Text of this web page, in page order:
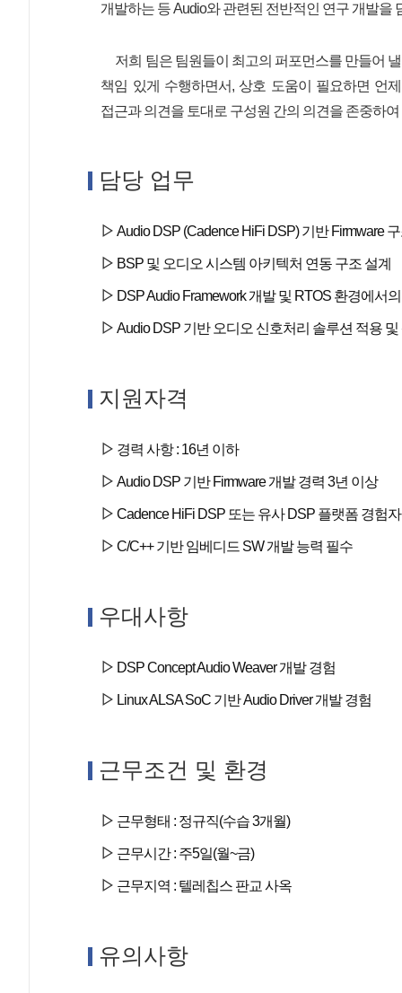
개발하는 등 Audio와 관련된 전반적인 연구 개발을
저희 팀은 팀원들이 최고의 퍼포먼스를 만들어
책임 있게 수행하면서, 상호 도움이 필요하면 언
접근과 의견을 토대로 구성원 간의 의견을 존중하
담당 업무
Audio DSP (Cadence HiFi DSP) 기반 Firmware
BSP 및 오디오 시스템 아키텍처 연동 구조 설계
DSP Audio Framework 개발 및 RTOS 환경에서
Audio DSP 기반 오디오 신호처리 솔루션 적용 및
지원자격
경력 사항 : 16년 이하
Audio DSP 기반 Firmware 개발 경력 3년 이상
Cadence HiFi DSP 또는 유사 DSP 플랫폼 경험자
C/C++ 기반 임베디드 SW 개발 능력 필수
우대사항
DSP Concept Audio Weaver 개발 경험
Linux ALSA SoC 기반 Audio Driver 개발 경험
근무조건 및 환경
근무형태 : 정규직(수습 3개월)
근무시간 : 주5일(월~금)
근무지역 : 텔레칩스 판교 사옥
유의사항